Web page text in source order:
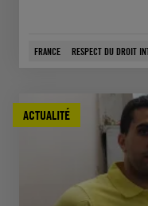
FRANCE RESPECT DU DROIT
ACTUALITÉ